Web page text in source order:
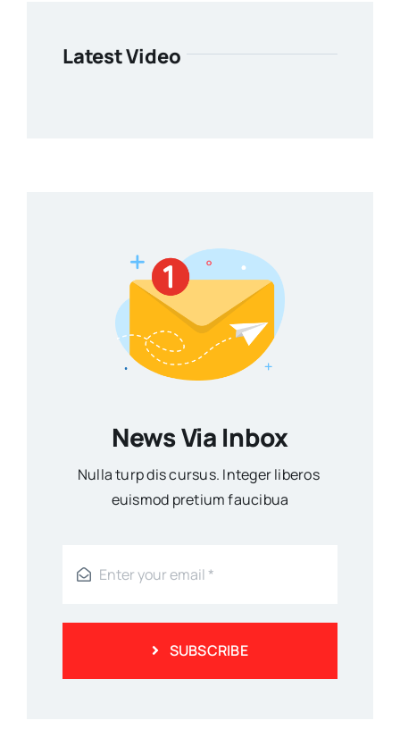
Latest Video
News Via Inbox
Nulla turp dis cursus. Integer liberos
euismod pretium faucibua
SUBSCRIBE